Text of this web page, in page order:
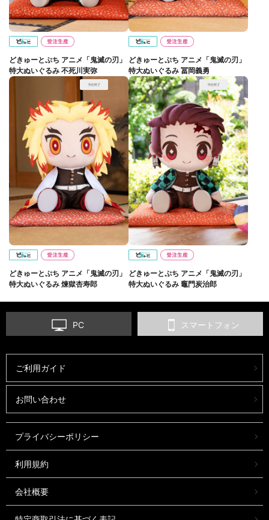
どきゅーとぷち アニメ「鬼滅の刃」
特大ぬいぐるみ 不死川実弥
どきゅーとぷち アニメ「鬼滅の刃」
特大ぬいぐるみ 冨岡義勇
どきゅーとぷち アニメ「鬼滅の刃」
特大ぬいぐるみ 煉獄杏寿郎
どきゅーとぷち アニメ「鬼滅の刃」
特大ぬいぐるみ 竈門炭治郎
PC スマートフォン
ご利用ガイド
お問い合わせ
プライバシーポリシー
利用規約
会社概要